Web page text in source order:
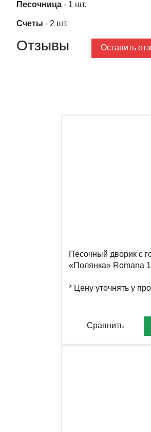
Песочница - 1 шт.
Счеты - 2 шт.
Отзывы Оставить
Песочный дворик с
«Полянка» Romana
* Цену уточнять у
Сравнить